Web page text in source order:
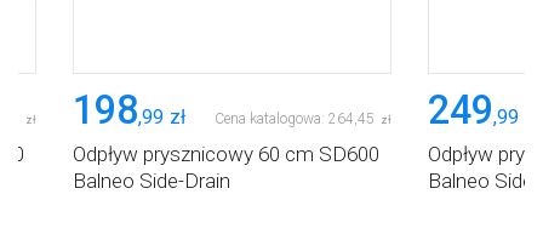
zł 198,99 zł Cena katalogowa: 264 45 zł
Odpływ prysznicowy 60 cm SD600
Balneo Side-Drain
249,99
Odpływ
Balneo